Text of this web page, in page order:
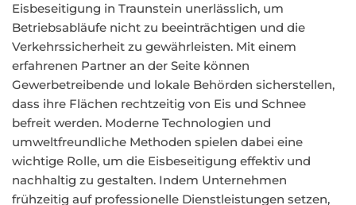
Eisbeseitigung in Traunstein unerlässlich, um
Betriebsabläufe nicht zu beeinträchtigen und die
Verkehrssicherheit zu gewährleisten. Mit einem
erfahrenen Partner an der Seite können
Gewerbetreibende und lokale Behörden sicherstellen,
dass ihre Flächen rechtzeitig von Eis und Schnee
befreit werden. Moderne Technologien und
umweltfreundliche Methoden spielen dabei eine
wichtige Rolle, um die Eisbeseitigung effektiv und
nachhaltig zu gestalten. Indem Unternehmen
frühzeitig auf professionelle Dienstleistungen setzen,